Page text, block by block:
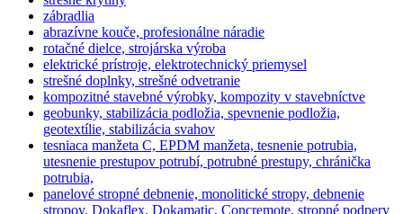
zábradlia
abrazívne kouče, profesionálne náradie
rotačné dielce, strojárska výroba
elektrické prístroje, elektrotechnický priemysel
strešné doplnky, strešné odvetranie
kompozitné stavebné výrobky, kompozity v stavebníctve
geobunky, stabilizácia podložia, spevnenie podložia,
geotextílie, stabilizácia svahov
tesniaca manžeta C, EPDM manžeta, tesnenie potrubia,
utesnenie prestupov potrubí, potrubné prestupy, chránička
potrubia,
panelové stropné debnenie, monolitické stropy, debnenie
stropov, Dokaflex, Dokamatic, Concremote, stropné podpery